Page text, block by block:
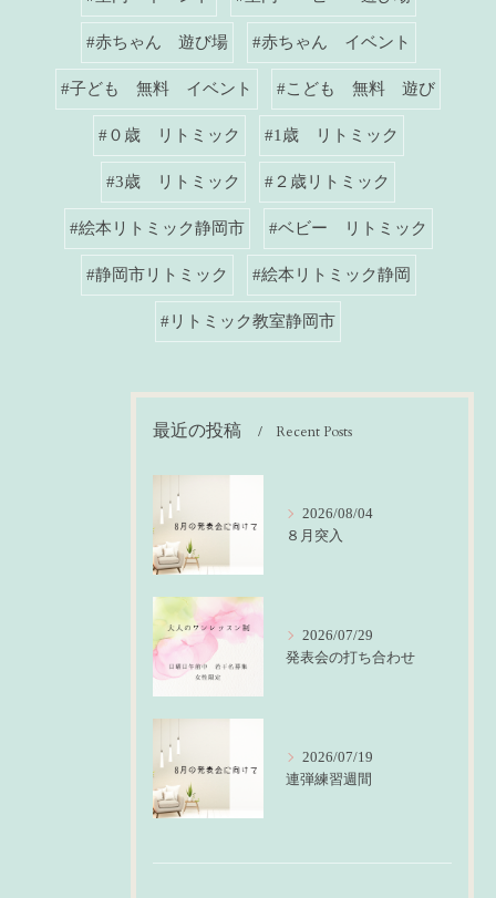
#赤ちゃん 遊び場 #赤ちゃん イベント
#子ども 無料 イベント #こども 無料 遊び
#０歳 リトミック #1歳 リトミック
#3歳 リトミック #２歳リトミック
#絵本リトミック静岡市 #ベビー リトミック
#静岡市リトミック #絵本リトミック静岡
#リトミック教室静岡市
最近の投稿 Recent Posts
2026/08/04
８月突入
2026/07/29
発表会の打ち合わせ
2026/07/19
連弾練習週間